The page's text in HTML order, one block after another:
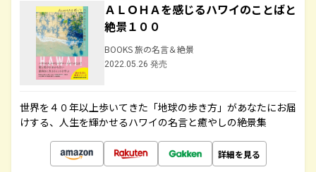
ＡＬＯＨＡを感じるハワイのことばと
絶景１００
BOOKS 旅の名言＆絶景
2022.05.26 発売
世界を４０年以上歩いてきた「地球の歩き方」があなたにお届
けする、人生を輝かせるハワイの名言と癒やしの絶景集
詳細を見る